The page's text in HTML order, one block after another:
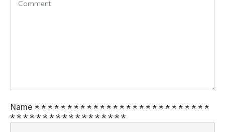
Name * * * * * * * * * * * * * * * * * * * * * * * * * * *
* * * * * * * * * * * * * * * * * *